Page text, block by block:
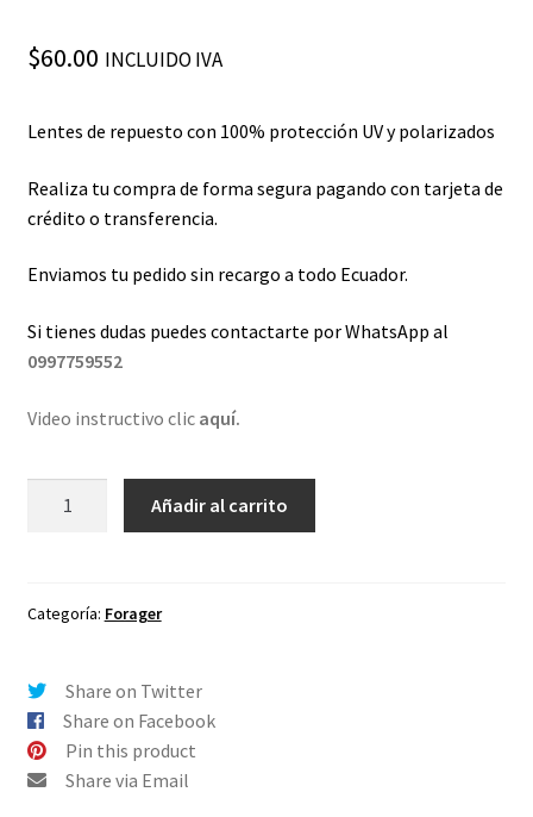
$60.00 INCLUIDO IVA
Lentes de repuesto con 100% protección UV y polarizados
Realiza tu compra de forma segura pagando con tarjeta de
crédito o transferencia.
Enviamos tu pedido sin recargo a todo Ecuador.
Si tienes dudas puedes contactarte por WhatsApp al
0997759552
Video instructivo clic aquí.
Oakley
Espejo
-
Polarizado
cantidad
Añadir al carrito
Categoría: Forager
Share on Twitter
Share on Facebook
Pin this product
Share via Email